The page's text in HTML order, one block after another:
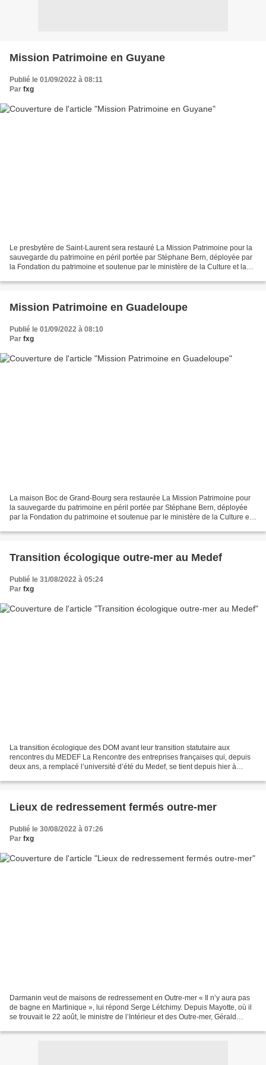
Mission Patrimoine en Guyane
Publié le 01/09/2022 à 08:11
Par fxg
Le presbytère de Saint-Laurent sera restauré La Mission Patrimoine pour la
sauvegarde du patrimoine en péril portée par Stéphane Bern, déployée par
la Fondation du patrimoine et soutenue par le ministère de la Culture et la
Mission Patrimoine en Guadeloupe
Publié le 01/09/2022 à 08:10
Par fxg
La maison Boc de Grand-Bourg sera restaurée La Mission Patrimoine pour
la sauvegarde du patrimoine en péril portée par Stéphane Bern, déployée
par la Fondation du patrimoine et soutenue par le ministère de la Culture et
Transition écologique outre-mer au Medef
Publié le 31/08/2022 à 05:24
Par fxg
La transition écologique des DOM avant leur transition statutaire aux
rencontres du MEDEF La Rencontre des entreprises françaises qui, depuis
deux ans, a remplacé l’université d’été du Medef, se tient depuis hier à
Lieux de redressement fermés outre-mer
Publié le 30/08/2022 à 07:26
Par fxg
Darmanin veut de maisons de redressement en Outre-mer « Il n’y aura pas
de bagne en Martinique », lui répond Serge Létchimy. Depuis Mayotte, où il
se trouvait le 22 août, le ministre de l’Intérieur et des Outre-mer, Gérald